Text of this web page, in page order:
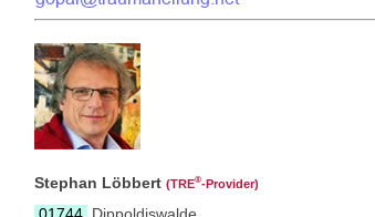
Stephan Löbbert (TRE®‑Provider)
01744 Dippoldiswalde